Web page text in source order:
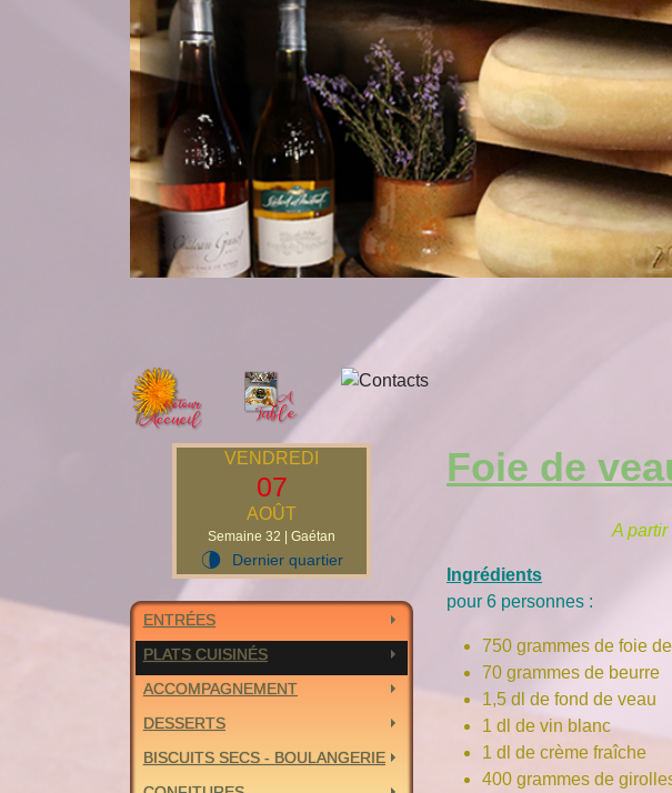
VENDREDI
07
AOÛT
Semaine 32 | Gaétan
U Dernier quartier
ENTRÉES
PLATS CUISINÉS
ACCOMPAGNEMENT
DESSERTS
BISCUITS SECS - BOULANGERIE
Foie de
A
Ingrédients
pour 6 personnes :
750 grammes de foie
70 grammes de beurre
1,5 dl de fond de veau
1 dl de vin blanc
1 dl de crème fraîche
400 grammes de